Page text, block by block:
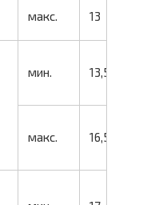
макс. 13
мин. 13,5
макс. 16,5